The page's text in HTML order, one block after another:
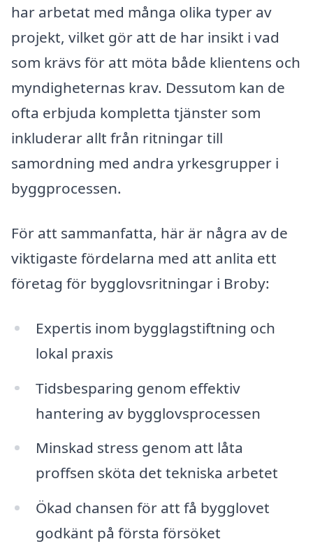
har arbetat med många olika typer av
projekt, vilket gör att de har insikt i vad
som krävs för att möta både klientens och
myndigheternas krav. Dessutom kan de
ofta erbjuda kompletta tjänster som
inkluderar allt från ritningar till
samordning med andra yrkesgrupper i
byggprocessen.
För att sammanfatta, här är några av de
viktigaste fördelarna med att anlita ett
företag för bygglovsritningar i Broby:
Expertis inom bygglagstiftning och
lokal praxis
Tidsbesparing genom effektiv
hantering av bygglovsprocessen
Minskad stress genom att låta
proffsen sköta det tekniska arbetet
Ökad chansen för att få bygglovet
godkänt på första försöket